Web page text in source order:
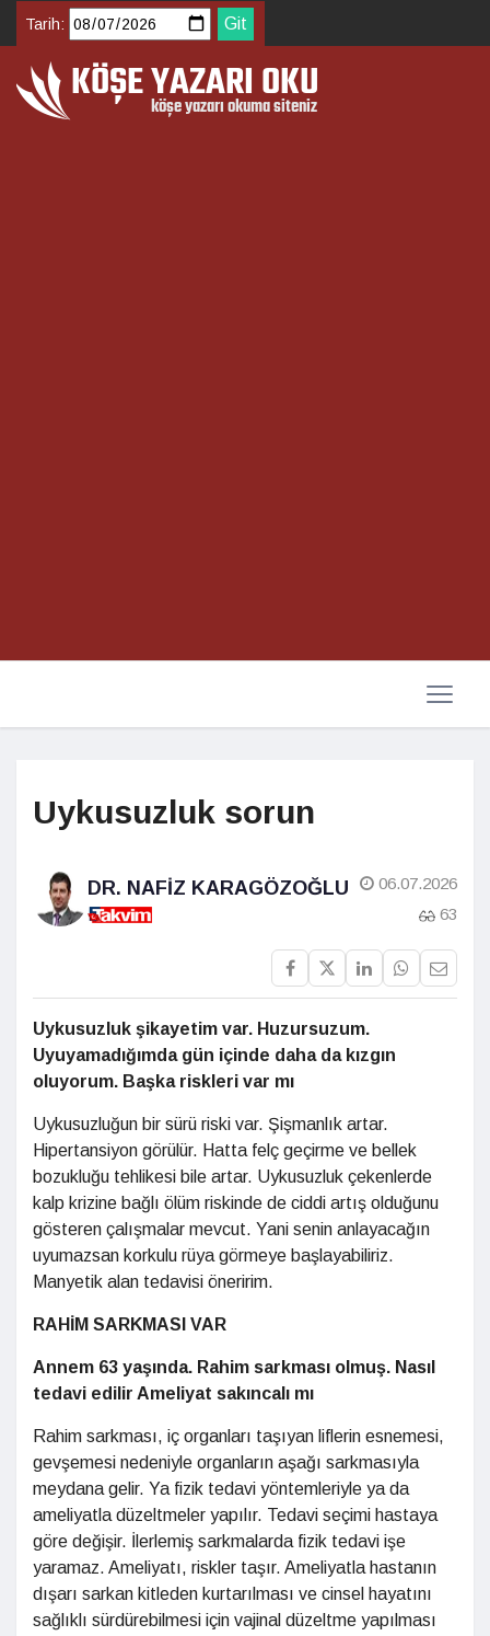
Tarih:
Uykusuzluk sorun
DR. NAFIZ KARAGÖZOĞLU
06.07.2026
63
Uykusuzluk şikayetim var. Huzursuzum.
Uyuyamadığımda gün içinde daha da kızgın
oluyorum. Başka riskleri var mı
Uykusuzluğun bir sürü riski var. Şişmanlık artar.
Hipertansiyon görülür. Hatta felç geçirme ve bellek
bozukluğu tehlikesi bile artar. Uykusuzluk çekenlerde
kalp krizine bağlı ölüm riskinde de ciddi artış olduğunu
gösteren çalışmalar mevcut. Yani senin anlayacağın
uyumazsan korkulu rüya görmeye başlayabiliriz.
Manyetik alan tedavisi öneririm.
RAHİM SARKMASI VAR
Annem 63 yaşında. Rahim sarkması olmuş. Nasıl
tedavi edilir Ameliyat sakıncalı mı
Rahim sarkması, iç organları taşıyan liflerin esnemesi,
gevşemesi nedeniyle organların aşağı sarkmasıyla
meydana gelir. Ya fizik tedavi yöntemleriyle ya da
ameliyatla düzeltmeler yapılır. Tedavi seçimi hastaya
göre değişir. İlerlemiş sarkmalarda fizik tedavi işe
yaramaz. Ameliyatı, riskler taşır. Ameliyatla hastanın
dışarı sarkan kitleden kurtarılması ve cinsel hayatını
sağlıklı sürdürebilmesi için vajinal düzeltme yapılması